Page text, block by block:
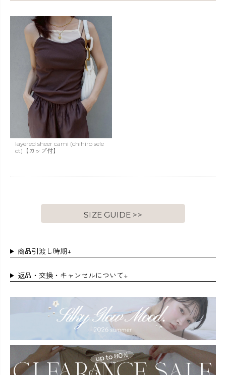
layered sheer cami (chihiro sele
ct)【カップ付】
SIZE GUIDE >>
商品引渡し時期↓
返品・交換・キャンセルについて↓